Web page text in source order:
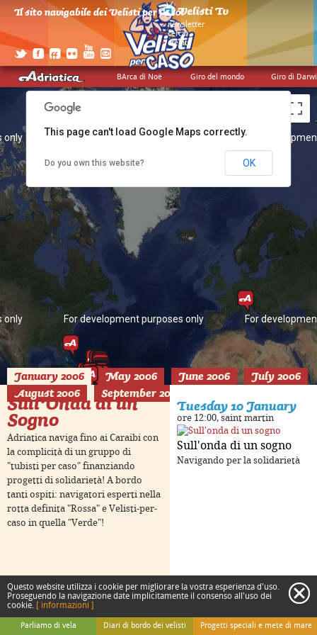
BArca di Noè Giro del mondo Giro di
Il sito navigabile dei Velisti per Caso!
> newsletter
> cerca
> credits
only
For development purposes only
For development purposes only
only For
only For development purposes only For
This page can't load Google Maps correctly.
Do you own this website? OK
January 2006 May 2006 June 2006
July 2006
August 2006
September 2006
Sull'Onda di un
Sogno
Adriatica naviga fino ai Caraibi con
la complicità di un gruppo di
"tubisti per caso" finanziando
progetti di solidarietà! A bordo
tanti ospiti: navigatori esperti nella
rotta definita "Rossa" e Velisti-per-
caso in quella "Verde"!
Tuesday 10 January
ore 12:00, saint martin
Sull'onda di un sogno
Navigando per la solidarietà
Parliamo di vela Diari di bordo dei velisti Progetti speciali e mete di mare
Questo website utilizza i cookie per migliorare la vostra esperienza d'uso.
Proseguendo la navigazione date implicitamente il consenso all'uso dei
cookie. [ informazioni ]